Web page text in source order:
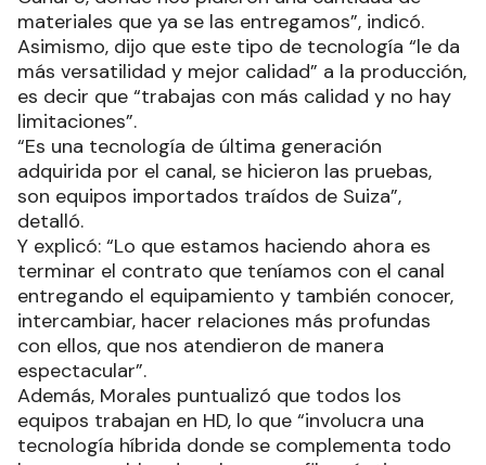
materiales que ya se las entregamos”, indicó.
Asimismo, dijo que este tipo de tecnología “le da
más versatilidad y mejor calidad” a la producción,
es decir que “trabajas con más calidad y no hay
limitaciones”.
“Es una tecnología de última generación
adquirida por el canal, se hicieron las pruebas,
son equipos importados traídos de Suiza”,
detalló.
Y explicó: “Lo que estamos haciendo ahora es
terminar el contrato que teníamos con el canal
entregando el equipamiento y también conocer,
intercambiar, hacer relaciones más profundas
con ellos, que nos atendieron de manera
espectacular”.
Además, Morales puntualizó que todos los
equipos trabajan en HD, lo que “involucra una
tecnología híbrida donde se complementa todo